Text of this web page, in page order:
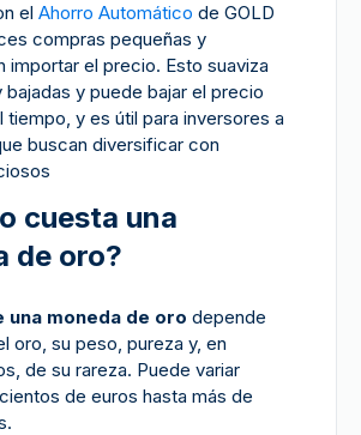
el Ahorro Automático de GOLD
compras pequeñas y
importar el precio. Esto suaviza
bajadas y puede bajar el precio
tiempo, y es útil para inversores a
buscan diversificar con
cuesta una
de oro?
una moneda de oro depende
oro, su peso, pureza y, en
de su rareza. Puede variar
de euros hasta más de